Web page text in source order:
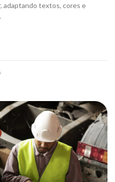
adaptando textos, cores e